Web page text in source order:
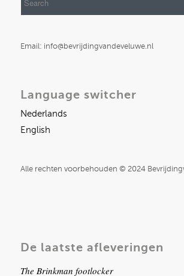
Email: info@bevrijdingvandeveluwe.nl
Language switcher
Nederlands
English
Alle rechten voorbehouden © 2024
De laatste afleveringen
The Brinkman footlocker